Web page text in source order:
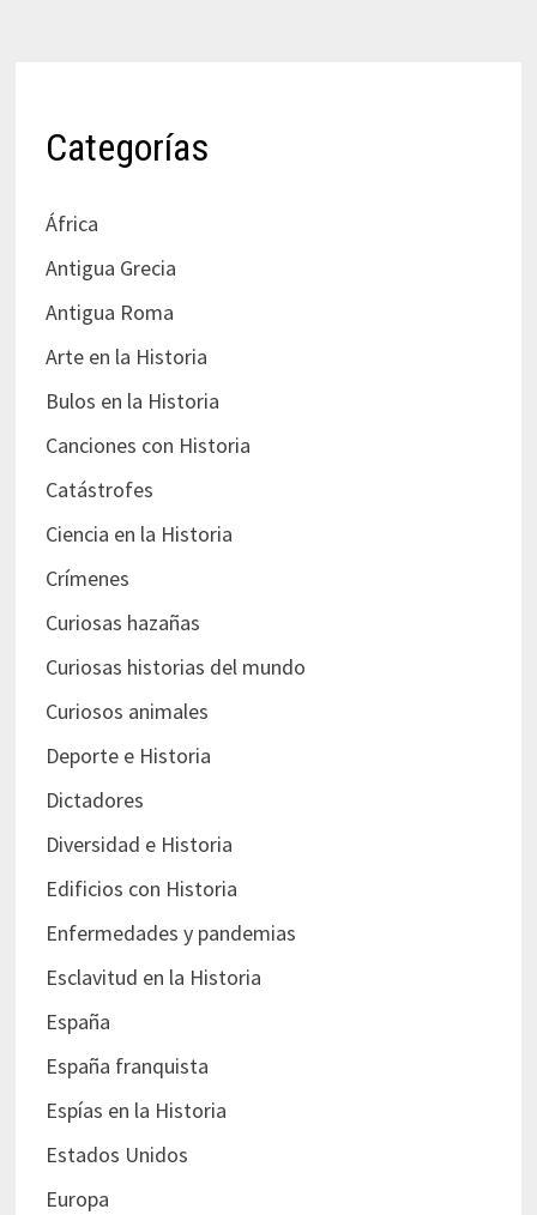
Categorías
África
Antigua Grecia
Antigua Roma
Arte en la Historia
Bulos en la Historia
Canciones con Historia
Catástrofes
Ciencia en la Historia
Crímenes
Curiosas hazañas
Curiosas historias del mundo
Curiosos animales
Deporte e Historia
Dictadores
Diversidad e Historia
Edificios con Historia
Enfermedades y pandemias
Esclavitud en la Historia
España
España franquista
Espías en la Historia
Estados Unidos
Europa